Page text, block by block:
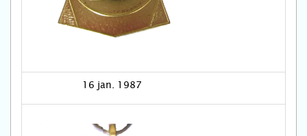
16 jan. 1987